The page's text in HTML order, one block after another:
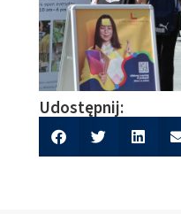
Udostępnij: